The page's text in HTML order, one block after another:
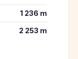
1 236 m
2 253 m